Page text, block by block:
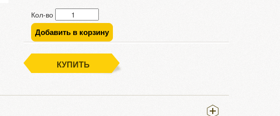
Кол-во
Добавить в корзину
КУПИТЬ